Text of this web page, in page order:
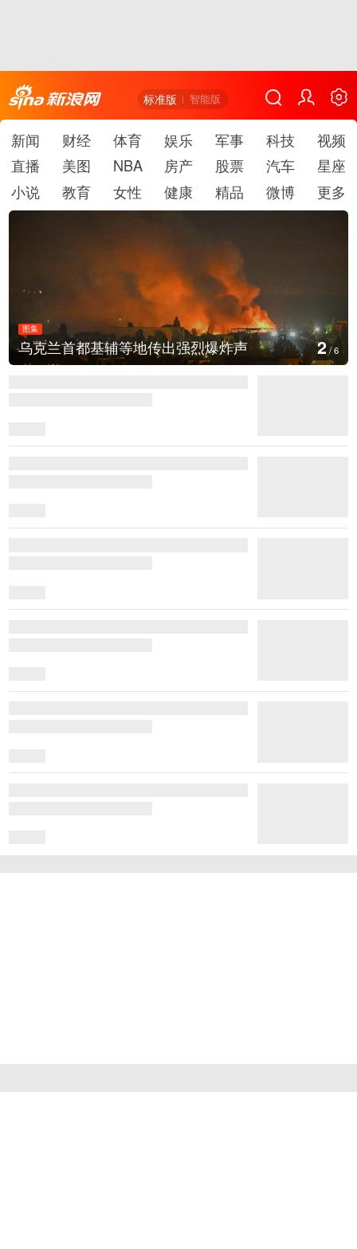
标准版 智能版
新闻 财经 体育 娱乐 军事 科技
视频
直播
美图 NBA 房产 股票 汽车
星座
小说
教育 女性 健康 精品 微博 更多
图集
美国：肯尼迪宣布医疗改革新举措 3/6